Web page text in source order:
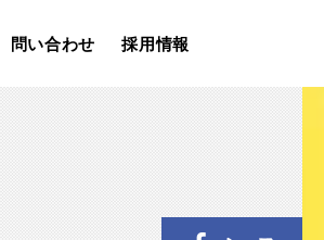
問い合わせ 採用情報